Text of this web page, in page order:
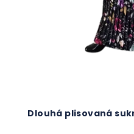
Dlouhá plisovaná